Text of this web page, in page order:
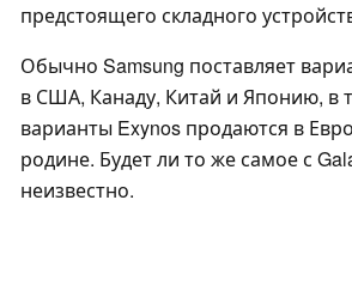
предстоящего складного
Обычно Samsung поставляет
в США, Канаду, Китай и Японию, в
варианты Exynos продаются в
родине. Будет ли то же самое с
неизвестно.